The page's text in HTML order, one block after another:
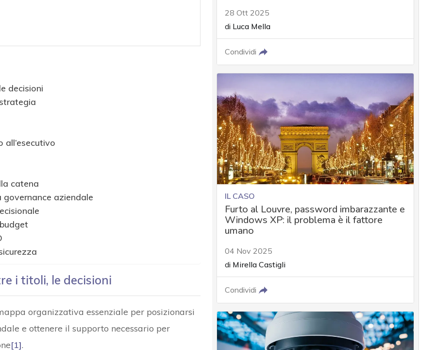
decisioni
catena
governance aziendale
i titoli, le decisioni
organizzativa essenziale per posizionarsi
e ottenere il supporto necessario per
[1].
28 Ott 2025
di Luca Mella
Condividi
IL CASO
Furto al Louvre, password imbarazzante e
Windows XP: il problema è il fattore
umano
04 Nov 2025
di Mirella Castigli
Condividi